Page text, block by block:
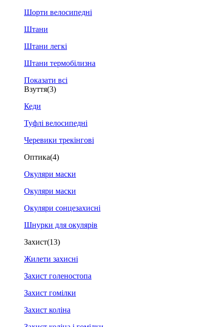
Шорти велосипедні
Штани
Штани легкі
Штани термобілизна
Показати всі
Взуття(3)
Кеди
Туфлі велосипедні
Черевики трекінгові
Оптика(4)
Окуляри маски
Окуляри маски
Окуляри сонцезахисні
Шнурки для окулярів
Захист(13)
Жилети захисні
Захист голеностопа
Захист гомілки
Захист коліна